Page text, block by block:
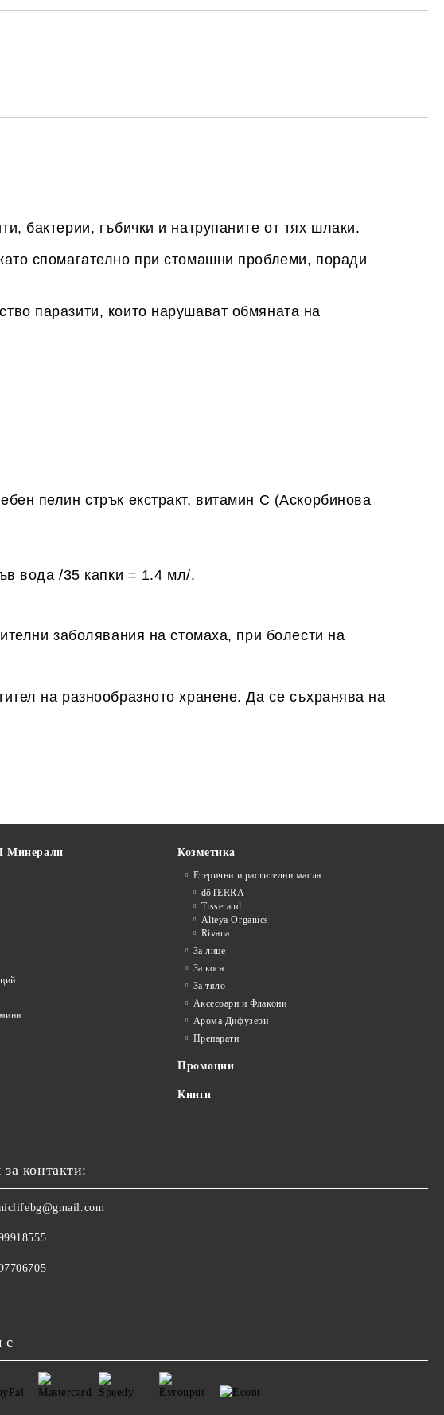
бактерии, гъбички и натрупаните от тях шлаки.
спомагателно при стомашни проблеми, поради
паразити, които нарушават обмяната на
пелин стрък екстракт, витамин С (Аскорбинова
вода /35 капки = 1.4 мл/.
заболявания на стомаха, при болести на
на разнообразното хранене. Да се съхранява на
Минерали Козметика
Етерични и растителни масла
dōTERRA
Tisserand
Alteya Organics
Rivana
За лице
За коса
За тяло
Аксесоари и Флакони
Арома Дифузери
Препарати
Промоции
Книги
контакти:
с